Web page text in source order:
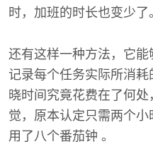
时，加班的时长也变少了
还有这样一种方法，它
记录每个任务实际所消
晓时间究竟花费在了何
觉，原本认定只需两个
用了八个番茄钟 。